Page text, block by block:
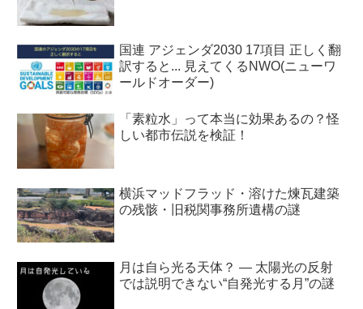
国連 アジェンダ2030 17項目 正しく翻
訳すると... 見えてくるNWO(ニューワ
ールドオーダー)
「素粒水」って本当に効果あるの？怪
しい都市伝説を検証！
横浜マッドフラッド・溶けた煉瓦建築
の残骸・旧税関事務所遺構の謎
月は自ら光る天体？ ― 太陽光の反射
では説明できない“自発光する月”の謎